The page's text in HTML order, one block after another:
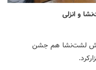
و انزلی
بخش لشت‌نشا هم جشن